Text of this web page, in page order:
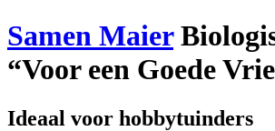
Samen Maier
“Voor een Goede
Ideaal voor hobbytuinders